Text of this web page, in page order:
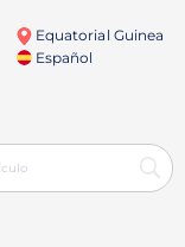
Equatorial Guinea
Español